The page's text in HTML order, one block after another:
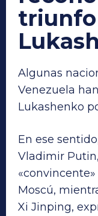
triunfo
Algunas
Venezuela
Lukashenko
En ese
Vladimir
Moscú,
Xi Jinping,